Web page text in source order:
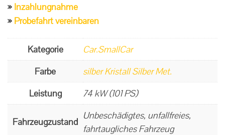
Inzahlungnahme
Probefahrt vereinbaren
Kategorie
Car.SmallCar
Farbe
silber Kristall Silber Met.
Leistung
74 kW (101 PS)
Fahrzeugzustand
Unbeschädigtes, unfallfreies,
fahrtaugliches Fahrzeug